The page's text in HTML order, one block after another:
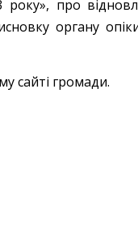
року», про
органу
сайті громади.